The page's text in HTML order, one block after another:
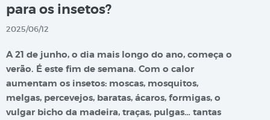
para os insetos?
2025/06/12
A 21 de junho, o dia mais longo do ano, começa o
verão. É este fim de semana. Com o calor
aumentam os insetos: moscas, mosquitos,
melgas, percevejos, baratas, ácaros, formigas, o
vulgar bicho da madeira, traças, pulgas… tantas